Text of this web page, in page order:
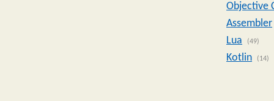
Objective
Assembler
Lua
(49)
Kotlin (14)